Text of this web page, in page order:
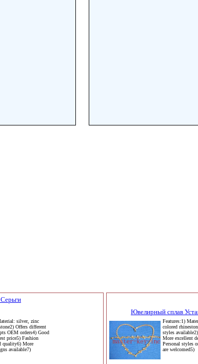
silver, zinc
Offers different
OEM orders4) Good
price5) Fashion
quality6) More
available7)
Ювелирный сплав
Features:1)
colored
styles
More excellent
Personal styles
are welcomed5)